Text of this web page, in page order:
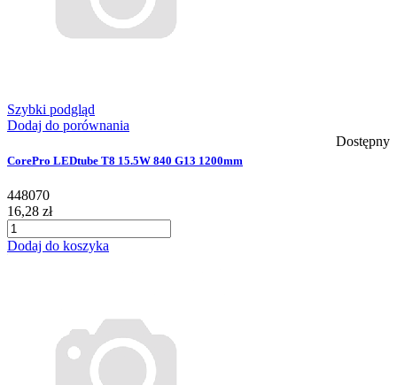
Szybki podgląd
Dodaj do porównania
Dostępny
CorePro LEDtube T8 15.5W 840 G13 1200mm
448070
16,28 zł
Dodaj do koszyka